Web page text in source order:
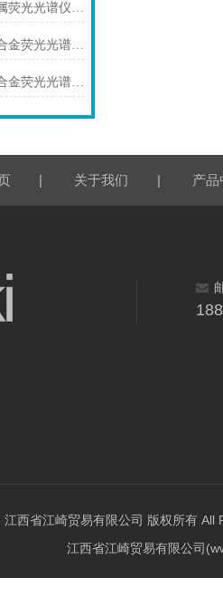
工厂直销DF-2000金属荧光光谱仪技术参数
工厂直销DF-2000铜合金荧光光谱仪技术参数
工厂直销DF-2000铁合金荧光光谱仪技术参数
| 关于我们 | 产品
西省江崎贸易有限公司 版权所有 All
江西省江崎贸易有限公司